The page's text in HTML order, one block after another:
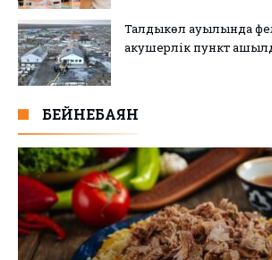
Талдыкөл ауылында
акушерлік пункт
БЕЙНЕБАЯН